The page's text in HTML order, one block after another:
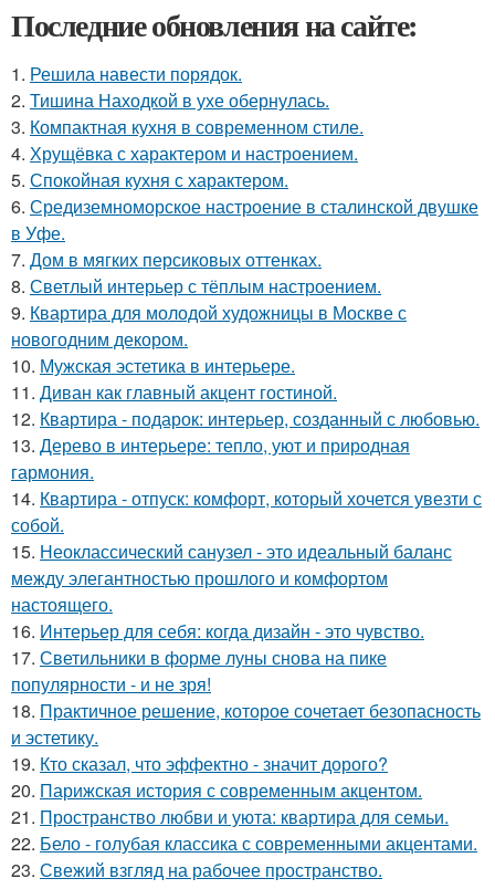
Последние обновления на сайте:
1. Решила навести порядок.
2. Тишина Находкой в ухе обернулась.
3. Компактная кухня в современном стиле.
4. Хрущёвка с характером и настроением.
5. Спокойная кухня с характером.
6. Средиземноморское настроение в сталинской двушке
в Уфе.
7. Дом в мягких персиковых оттенках.
8. Светлый интерьер с тёплым настроением.
9. Квартира для молодой художницы в Москве с
новогодним декором.
10. Мужская эстетика в интерьере.
11. Диван как главный акцент гостиной.
12. Квартира - подарок: интерьер, созданный с любовью.
13. Дерево в интерьере: тепло, уют и природная
гармония.
14. Квартира - отпуск: комфорт, который хочется увезти с
собой.
15. Неоклассический санузел - это идеальный баланс
между элегантностью прошлого и комфортом
настоящего.
16. Интерьер для себя: когда дизайн - это чувство.
17. Светильники в форме луны снова на пике
популярности - и не зря!
18. Практичное решение, которое сочетает безопасность
и эстетику.
19. Кто сказал, что эффектно - значит дорого?
20. Парижская история с современным акцентом.
21. Пространство любви и уюта: квартира для семьи.
22. Бело - голубая классика с современными акцентами.
23. Свежий взгляд на рабочее пространство.